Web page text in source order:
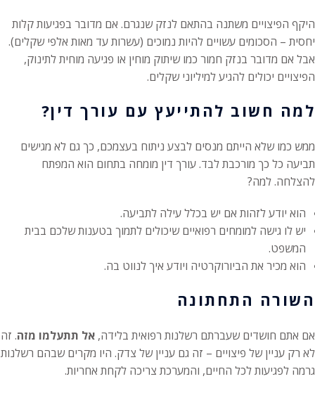
היקף הפיצויים משתנה בהתאם לנזק שנגרם. אם מדובר בפגיעות קלות
יחסית – הסכומים עשויים להיות נמוכים (עשרות עד מאות אלפי שקלים).
אבל אם מדובר בנזק חמור כמו שיתוק מוחין או פגיעה מוחית לתינוק,
הפיצויים יכולים להגיע למיליוני שקלים.
למה חשוב להתייעץ עם עורך דין?
ממש כמו שלא הייתם מנסים לבצע ניתוח בעצמכם, כך גם לא מגישים
תביעה כל כך מורכבת לבד. עורך דין מומחה בתחום הוא המפתח
להצלחה. למה?
הוא יודע לזהות אם יש בכלל עילה לתביעה.
יש לו גישה למומחים רפואיים שיכולים לתמוך בטענות שלכם בבית
המשפט.
הוא מכיר את הביורוקרטיה ויודע איך לנווט בה.
השורה התחתונה
אם אתם חושדים שעברתם רשלנות רפואית בלידה, אל תתעלמו מזה. זה
לא רק עניין של פיצויים – זה גם עניין של צדק. היו מקרים שבהם רשלנות
גרמה לפגיעות לכל החיים, והמערכת צריכה לקחת אחריות.